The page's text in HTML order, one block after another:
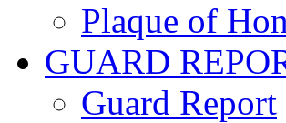
Plaque of
GUARD
Guard Report